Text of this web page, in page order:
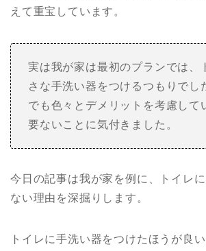
えて重宝しています。
実は我が家は最初のプランでは、
さな手洗い器をつけるつもりでし
でも色々とデメリットを考慮して
要ないことに気付きました。
今日の記事は我が家を例に、トイレ
ない理由を深掘りします。
トイレに手洗い器をつけたほうが良